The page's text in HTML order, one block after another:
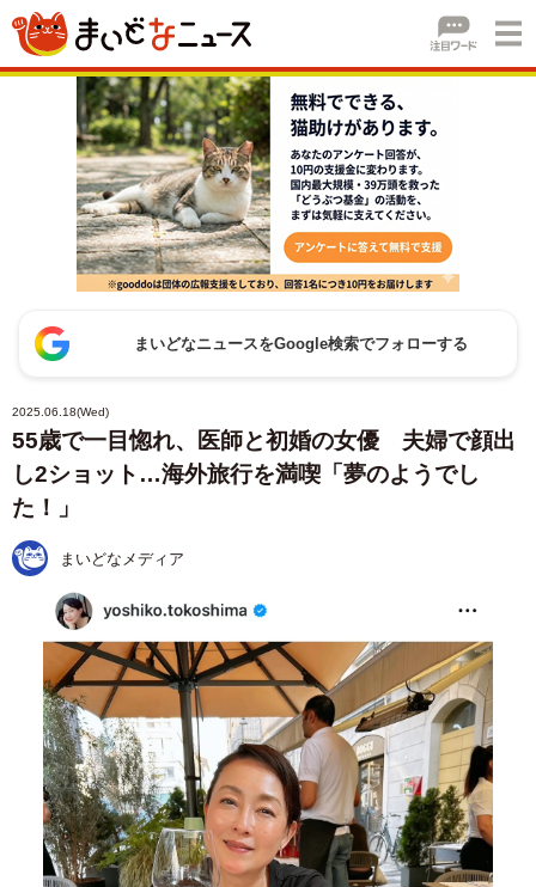
まいどなニュースをGoogle検索でフォローする
2025.06.18(Wed)
55歳で一目惚れ、医師と初婚の女優 夫婦で顔出
し2ショット…海外旅行を満喫「夢のようでし
た！」
まいどなメディア